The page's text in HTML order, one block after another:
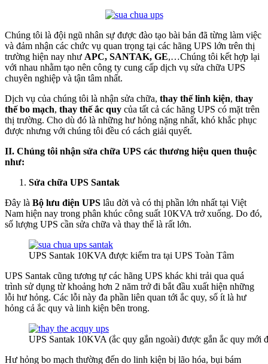
Chúng tôi là đội ngũ nhân sự được đào tạo bài bản đã từng làm việc
và đảm nhận các chức vụ quan trọng tại các hãng UPS lớn trên thị
trường hiện nay như APC, SANTAK, GE,…Chúng tôi kết hợp lại
với nhau nhằm tạo nên công ty cung cấp dịch vụ sửa chữa UPS
chuyên nghiệp và tận tâm nhất.
Dịch vụ của chúng tôi là nhận sửa chữa, thay thế linh kiện, thay
thế bo mạch, thay thế ắc quy của tất cả các hãng UPS có mặt trên
thị trường. Cho dù đó là những hư hỏng nặng nhất, khó khắc phục
được nhưng với chúng tôi đều có cách giải quyết.
II. Chúng tôi nhận sửa chữa UPS các thương hiệu quen thuộc
như:
Sửa chữa UPS Santak
Đây là Bộ lưu điện UPS lâu đời và có thị phần lớn nhất tại Việt
Nam hiện nay trong phân khúc công suất 10KVA trở xuống. Do đó,
số lượng UPS cần sửa chữa và thay thế là rất lớn.
UPS Santak 10KVA được kiểm tra tại UPS Toàn Tâm
UPS Santak cũng tương tự các hãng UPS khác khi trải qua quá
trình sử dụng từ khoảng hơn 2 năm trở đi bắt đầu xuất hiện những
lỗi hư hỏng. Các lỗi này đa phần liên quan tới ắc quy, số ít là hư
hỏng cả ắc quy và linh kiện bên trong.
UPS Santak 10KVA (ắc quy gắn ngoài) được gắn ắc quy mới
Hư hỏng bo mạch thường đến do linh kiện bị lão hóa, bụi bám